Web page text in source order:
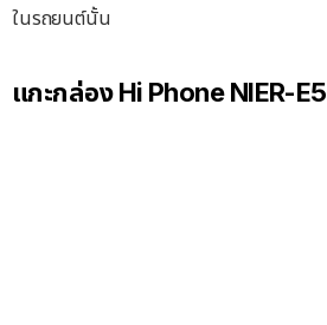
ในรถยนต์นั้น
แกะกล่อง Hi Phone NIER-E5